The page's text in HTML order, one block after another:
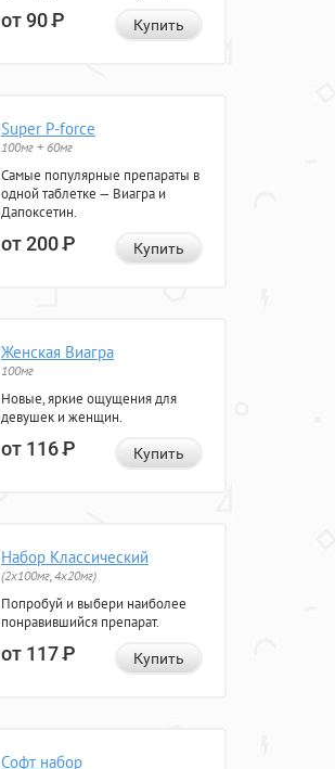
от 90Р Купить
Super P-force
100мг + 60мг
Самые популярные препараты в
одной таблетке — Виагра и
Дапоксетин.
от 200Р Купить
Женская Виагра
100мг
Новые, яркие ощущения для
девушек и женщин.
от 116Р Купить
Набор Классический
(2x100мг, 4x20мг)
Попробуй и выбери наиболее
понравившийся препарат.
от 117Р Купить
Софт набор